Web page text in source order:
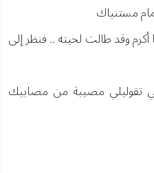
مستنياك
وقد طالت لحيته .. فنظر إلى
تقوليلي مصيبة من مصايبك